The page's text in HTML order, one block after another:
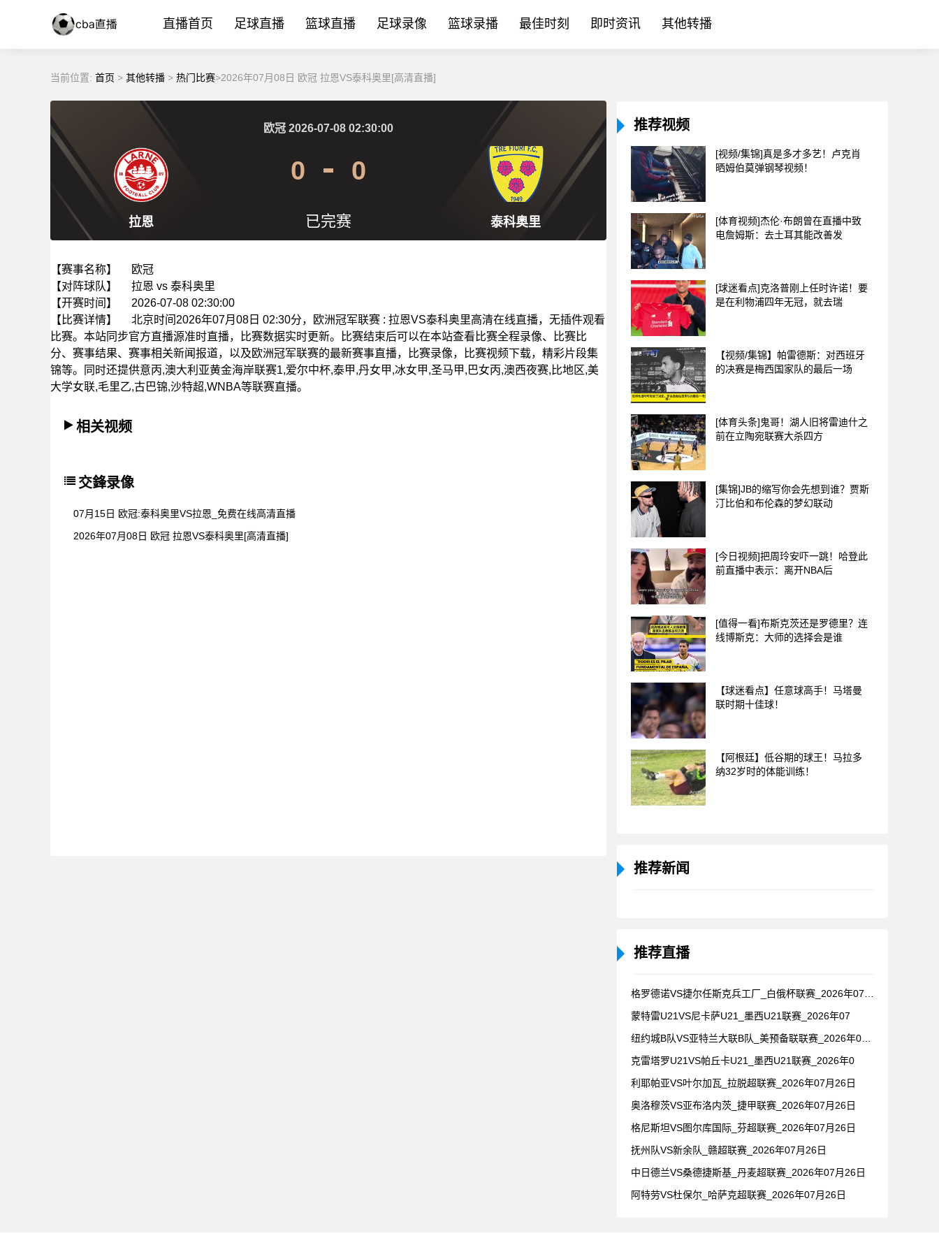
直播首页 足球直播 篮球直播 足球录像 篮球录播 最佳时刻 即时资讯 其他转播
当前位置: 首页 > 其他转播 > 热门比赛>2026年07月08日 欧冠 拉恩VS泰科奥里[高清直播]
拉恩 泰科奥里
欧冠 2026-07-08 02:30:00
0 0
已完赛
【赛事名称】
欧冠
【对阵球队】
拉恩 vs 泰科奥里
【开赛时间】
2026-07-08 02:30:00
【比赛详情】
北京时间2026年07月08日 02:30分，欧洲冠军联赛 : 拉恩VS泰科奥里高清在线直播，无插件观看
比赛。本站同步官方直播源准时直播，比赛数据实时更新。比赛结束后可以在本站查看比赛全程录像、比赛比
分、赛事结果、赛事相关新闻报道，以及欧洲冠军联赛的最新赛事直播，比赛录像，比赛视频下载，精彩片段集
锦等。同时还提供意丙,澳大利亚黄金海岸联赛1,爱尔中杯,泰甲,丹女甲,冰女甲,圣马甲,巴女丙,澳西夜赛,比地区,美
大学女联,毛里乙,古巴锦,沙特超,WNBA等联赛直播。
相关视频
交鋒录像
07月15日 欧冠:泰科奥里VS拉恩_免费在线高清直播
2026年07月08日 欧冠 拉恩VS泰科奥里[高清直播]
推荐视频
[视频/集锦]真是多才多艺！卢克肖
晒姆伯莫弹钢琴视频！
[体育视频]杰伦·布朗曾在直播中致
电詹姆斯：去土耳其能改善发
[球迷看点]克洛普刚上任时许诺！要
是在利物浦四年无冠，就去瑞
【视频/集锦】帕雷德斯：对西班牙
的决赛是梅西国家队的最后一场
[体育头条]鬼哥！湖人旧将雷迪什之
前在立陶宛联赛大杀四方
[集锦]JB的缩写你会先想到谁？贾斯
汀比伯和布伦森的梦幻联动
[今日视频]把周玲安吓一跳！哈登此
前直播中表示：离开NBA后
[值得一看]布斯克茨还是罗德里？连
线博斯克：大师的选择会是谁
【球迷看点】任意球高手！马塔曼
联时期十佳球！
【阿根廷】低谷期的球王！马拉多
纳32岁时的体能训练！
推荐新闻
推荐直播
蒙特雷U21VS尼卡萨U21_墨西U21联赛_2026年07
克雷塔罗U21VS帕丘卡U21_墨西U21联赛_2026年0
利耶帕亚VS叶尔加瓦_拉脱超联赛_2026年07月26日
奥洛穆茨VS亚布洛内茨_捷甲联赛_2026年07月26日
格尼斯坦VS图尔库国际_芬超联赛_2026年07月26日
抚州队VS新余队_赣超联赛_2026年07月26日
中日德兰VS桑德捷斯基_丹麦超联赛_2026年07月26日
阿特劳VS杜保尔_哈萨克超联赛_2026年07月26日